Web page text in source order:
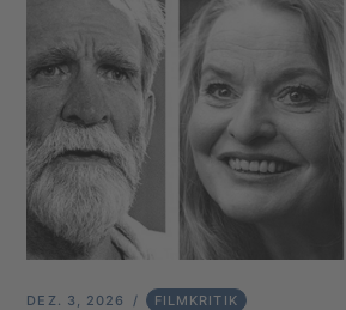
DEZ. 3, 2026 FILMKRITIK